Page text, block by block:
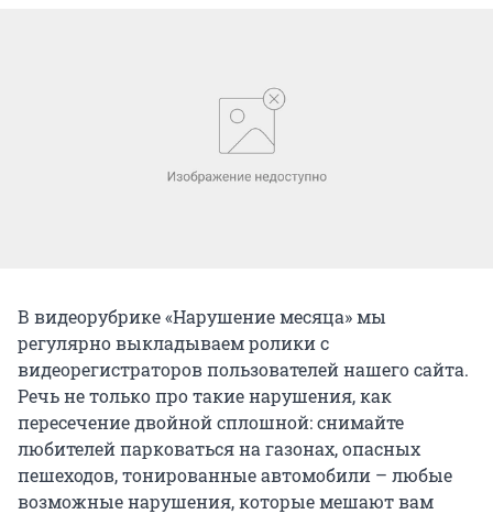
В видеорубрике «Нарушение месяца» мы
регулярно выкладываем ролики с
видеорегистраторов пользователей нашего сайта.
Речь не только про такие нарушения, как
пересечение двойной сплошной: снимайте
любителей парковаться на газонах, опасных
пешеходов, тонированные автомобили – любые
возможные нарушения, которые мешают вам